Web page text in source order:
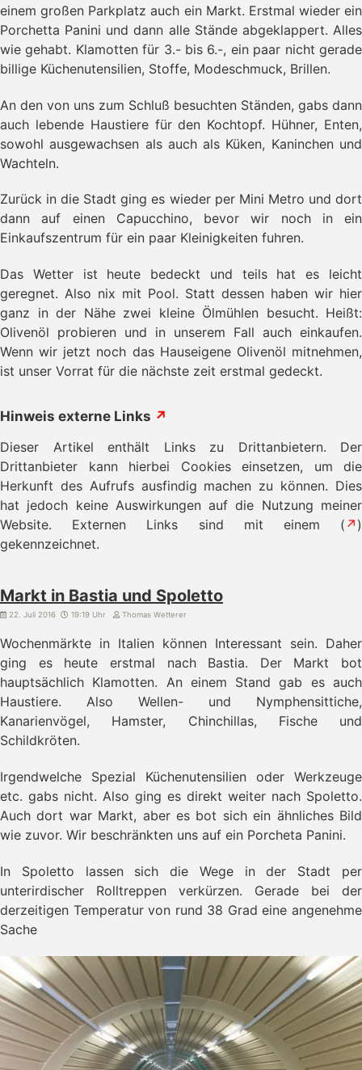
einem großen Parkplatz auch ein Markt. Erstmal wieder ein
Porchetta Panini und dann alle Stände abgeklappert. Alles
wie gehabt. Klamotten für 3.- bis 6.-, ein paar nicht gerade
billige Küchenutensilien, Stoffe, Modeschmuck, Brillen.
An den von uns zum Schluß besuchten Ständen, gabs dann
auch lebende Haustiere für den Kochtopf. Hühner, Enten,
sowohl ausgewachsen als auch als Küken, Kaninchen und
Wachteln.
Zurück in die Stadt ging es wieder per Mini Metro und dort
dann auf einen Capucchino, bevor wir noch in ein
Einkaufszentrum für ein paar Kleinigkeiten fuhren.
Das Wetter ist heute bedeckt und teils hat es leicht
geregnet. Also nix mit Pool. Statt dessen haben wir hier
ganz in der Nähe zwei kleine Ölmühlen besucht. Heißt:
Olivenöl probieren und in unserem Fall auch einkaufen.
Wenn wir jetzt noch das Hauseigene Olivenöl mitnehmen,
ist unser Vorrat für die nächste zeit erstmal gedeckt.
Hinweis externe Links ↗
Dieser Artikel enthält Links zu Drittanbietern. Der
Drittanbieter kann hierbei Cookies einsetzen, um die
Herkunft des Aufrufs ausfindig machen zu können. Dies
hat jedoch keine Auswirkungen auf die Nutzung meiner
Website. Externen Links sind mit einem ( ↗ )
gekennzeichnet.
Markt in Bastia und Spoletto
22. Juli 2016 19:19 Uhr Thomas Wetterer
Wochenmärkte in Italien können Interessant sein. Daher
ging es heute erstmal nach Bastia. Der Markt bot
hauptsächlich Klamotten. An einem Stand gab es auch
Haustiere. Also Wellen- und Nymphensittiche,
Kanarienvögel, Hamster, Chinchillas, Fische und
Schildkröten.
Irgendwelche Spezial Küchenutensilien oder Werkzeuge
etc. gabs nicht. Also ging es direkt weiter nach Spoletto.
Auch dort war Markt, aber es bot sich ein ähnliches Bild
wie zuvor. Wir beschränkten uns auf ein Porcheta Panini.
In Spoletto lassen sich die Wege in der Stadt per
unterirdischer Rolltreppen verkürzen. Gerade bei der
derzeitigen Temperatur von rund 38 Grad eine angenehme
Sache